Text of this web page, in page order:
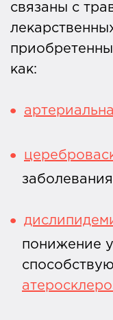
связаны с
как:
понижение